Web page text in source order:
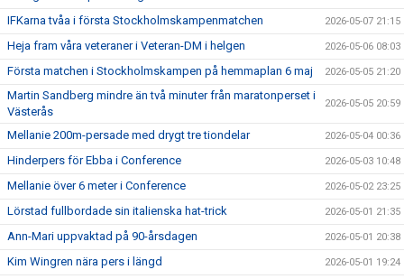
IFKarna tvåa i första Stockholmskampenmatchen 2026-05-07 21:15
Heja fram våra veteraner i Veteran-DM i helgen 2026-05-06 08:03
Första matchen i Stockholmskampen på hemmaplan 6 maj 2026-05-05 21:20
Martin Sandberg mindre än två minuter från maratonperset i
Västerås
2026-05-05 20:59
Mellanie 200m-persade med drygt tre tiondelar 2026-05-04 00:36
Hinderpers för Ebba i Conference 2026-05-03 10:48
Mellanie över 6 meter i Conference 2026-05-02 23:25
Lörstad fullbordade sin italienska hat-trick 2026-05-01 21:35
Ann-Mari uppvaktad på 90-årsdagen 2026-05-01 20:38
Kim Wingren nära pers i längd 2026-05-01 19:24